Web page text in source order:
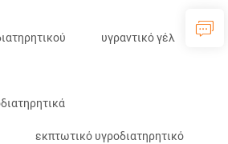
υγραντικό γέλ
εκπτωτικό υγροδιατηρητικό